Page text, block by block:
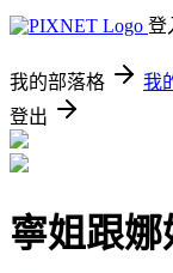
登
我的部落格 我
登出
寧姐跟